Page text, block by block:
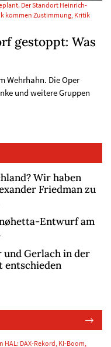
Der Standort Heinrich-
kommen Zustimmung, Kritik
gestoppt: Was
Wehrhahn. Die Oper
und weitere Gruppen
Wir haben
Friedman zu
Entwurf am
und Gerlach in der
entschieden
HAL: DAX-Rekord, KI-Boom,